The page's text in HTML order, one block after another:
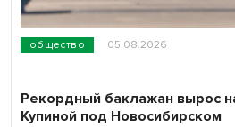
общество 05.08.2026
Рекордный баклажан вырос
Купиной под Новосибирском